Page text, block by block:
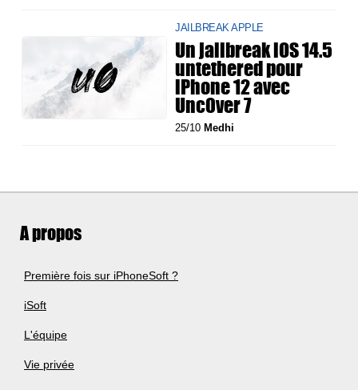
JAILBREAK APPLE
Un jailbreak iOS 14.5
untethered pour
iPhone 12 avec
Unc0ver 7
25/10 Medhi
A propos
Première fois sur iPhoneSoft ?
iSoft
L'équipe
Vie privée